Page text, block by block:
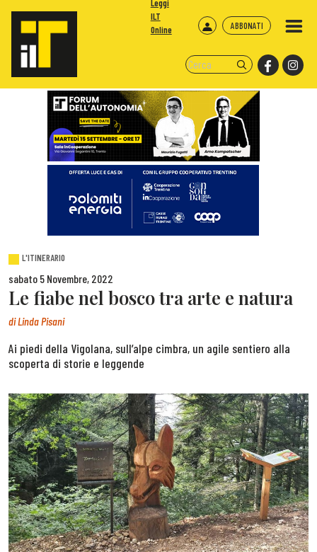
ABBONATI
Leggi
ILT
Online
L'ITINERARIO
sabato 5 Novembre, 2022
Le fiabe nel bosco tra arte e natura
diLinda Pisani
Ai piedi della Vigolana, sull’alpe cimbra, un agile sentiero alla
scoperta di storie e leggende